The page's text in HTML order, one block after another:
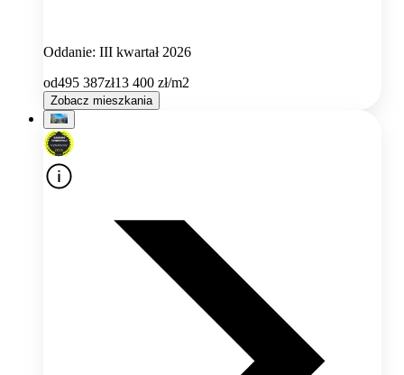
Oddanie: III kwartał 2026
od495 387zł13 400 zł/m2
Zobacz mieszkania